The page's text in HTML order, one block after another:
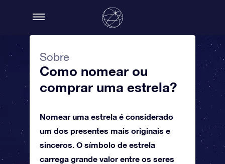
Sobre
Como nomear ou
comprar uma estrela?
Nomear uma estrela é considerado
um dos presentes mais originais e
sinceros. O símbolo de estrela
carrega grande valor entre os seres